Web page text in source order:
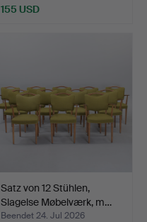
155 USD
Satz von 12 Stühlen,
Slagelse Møbelværk, m…
Beendet 24. Jul 2026